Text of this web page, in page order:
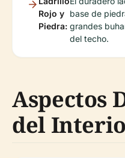
Rojo y
Piedra:
base de
grandes
del techo.
Aspectos
del